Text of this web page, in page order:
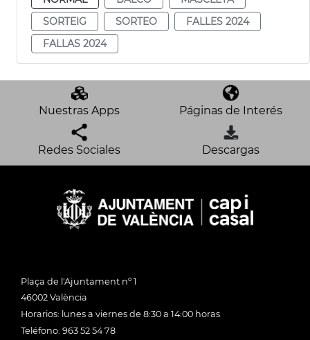
SORTEIG
SORTEO
FALLES 2024
FALLAS 2024
Nuestras Apps Páginas de Interés
Redes Sociales Descargas
Plaça de l'Ajuntament nº 1
46002 València
Horarios: lunes a viernes de 8:30 a 14:00 horas
Teléfono: 963 52 54 78